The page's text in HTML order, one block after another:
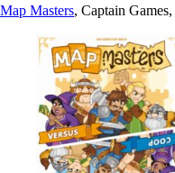
Map Masters, Captain